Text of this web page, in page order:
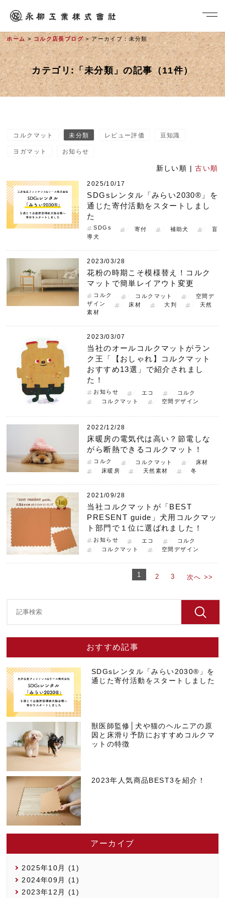
社長メッセージ
ホーム > コルク店長ブログ> アーカイブ：未分類
カテゴリ:「未分類」の記事（11件）
コルクマット 未分類 レビュー評価 豆知識
ヨガマット お知らせ
新しい順 |古い順
2025/10/17
SDGsレンタル「みらい2030®」を
通じた寄付活動をスタートしまし
た
SDGs 寄付 補助犬
盲
導犬
2023/03/28
花粉の時期こそ模様替え！コルク
マットで簡単レイアウト変更
コルク コルクマット
空間デ
ザイン
床材 大判
天然
素材
2023/03/07
当社のオールコルクマットがラン
ク王「【おしゃれ】コルクマット
おすすめ13選」で紹介されまし
た！
お知らせ エコ
コルク
コルクマット
空間デザイン
2022/12/28
床暖房の電気代は高い？節電しな
がら断熱できるコルクマット！
コルク コルクマット
床材
床暖房
天然素材 冬
2021/09/28
当社コルクマットが「BEST
PRESENT guide」犬用コルクマッ
ト部門で１位に選ばれました！
お知らせ エコ
コルク
コルクマット
空間デザイン
1 2 3 次へ >>
おすすめ記事
SDGsレンタル「みらい2030®」を
通じた寄付活動をスタートしました
獣医師監修│犬や猫のヘルニアの原
因と床滑り予防におすすめコルクマ
ットの特徴
2023年人気商品BEST3を紹介！
アーカイブ
2025年10月 (1)
2024年09月 (1)
2023年12月 (1)